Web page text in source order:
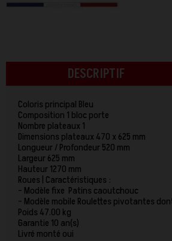
DESCRIPTIF
Coloris principal Bleu
Composition 1 bloc porte
Nombre plateaux 1
Dimensions plateaux 470 x 625 mm
Longueur / Profondeur 520 mm
Largeur 625 mm
Hauteur 1270 mm
Roues | Caractéristiques :
- Modèle fixe Patins caoutchouc
- Modèle mobile Roulettes pivotantes
Poids 47.00 kg
Garantie 10 an(s)
Livré monté oui